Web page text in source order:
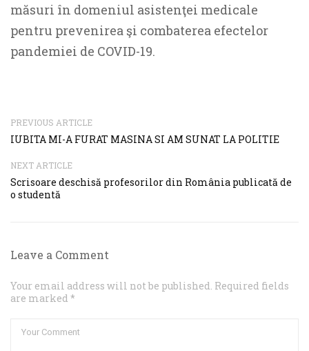
măsuri în domeniul asistenţei medicale
pentru prevenirea şi combaterea efectelor
pandemiei de COVID-19.
PREVIOUS ARTICLE
IUBITA MI-A FURAT MASINA SI AM SUNAT LA POLITIE
NEXT ARTICLE
Scrisoare deschisă profesorilor din România publicată de
o studentă
Leave a Comment
Your email address will not be published. Required fields
are marked *